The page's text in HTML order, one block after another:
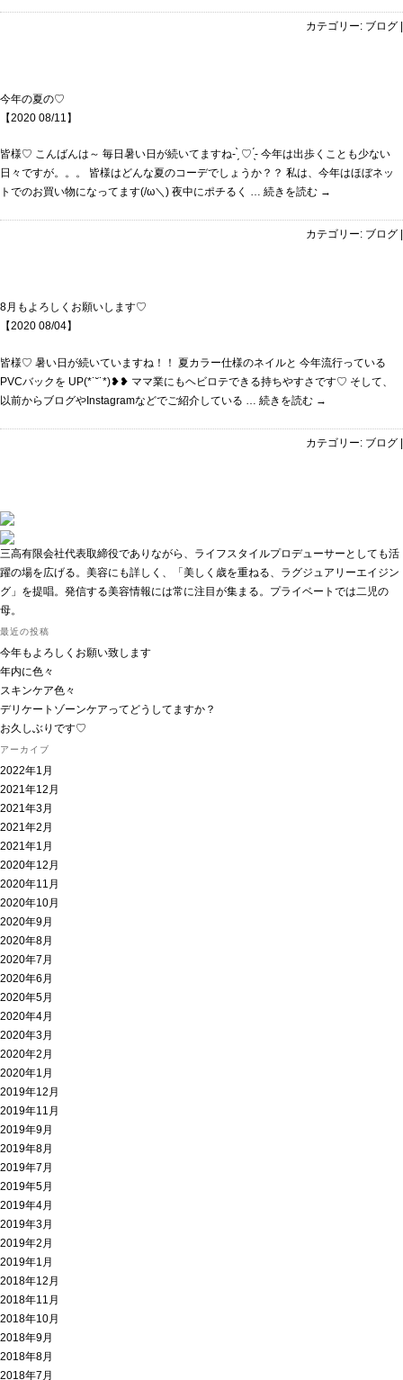
カテゴリー: ブログ |
今年の夏の♡
【2020 08/11】
皆様♡ こんばんは～ 毎日暑い日が続いてますね- ̗̀ ♡ ̖́- 今年は出歩くことも少ない
日々ですが。。。 皆様はどんな夏のコーデでしょうか？？ 私は、今年はほぼネッ
トでのお買い物になってます(/ω＼) 夜中にポチるく … 続きを読む →
カテゴリー: ブログ
8月もよろしくお願いします♡
【2020 08/04】
皆様♡ 暑い日が続いていますね！！ 夏カラー仕様のネイルと 今年流行っている
PVCバックを UP(*˙˘˙*)❥❥ ママ業にもヘビロテできる持ちやすさです♡ そして、
以前からブログやInstagramなどでご紹介している … 続きを読む →
カテゴリー: ブログ |
三高有限会社代表取締役でありながら、ライフスタイルプロデューサーとしても活
躍の場を広げる。美容にも詳しく、「美しく歳を重ねる、ラグジュアリーエイジン
グ」を提唱。発信する美容情報には常に注目が集まる。プライベートでは二児の
母。
最近の投稿
今年もよろしくお願い致します
年内に色々
スキンケア色々
デリケートゾーンケアってどうしてますか？
お久しぶりです♡
アーカイブ
2022年1月
2021年12月
2021年3月
2021年2月
2021年1月
2020年12月
2020年11月
2020年10月
2020年9月
2020年8月
2020年7月
2020年6月
2020年5月
2020年4月
2020年3月
2020年2月
2020年1月
2019年12月
2019年11月
2019年9月
2019年8月
2019年7月
2019年5月
2019年4月
2019年3月
2019年2月
2019年1月
2018年12月
2018年11月
2018年10月
2018年9月
2018年8月
2018年7月